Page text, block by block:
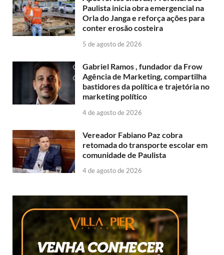
Paulista inicia obra emergencial na
Orla do Janga e reforça ações para
conter erosão costeira
5 de agosto de 2026
Gabriel Ramos , fundador da Frow
Agência de Marketing, compartilha
bastidores da política e trajetória no
marketing político
4 de agosto de 2026
Vereador Fabiano Paz cobra
retomada do transporte escolar em
comunidade de Paulista
4 de agosto de 2026